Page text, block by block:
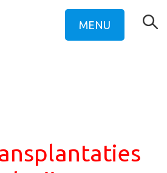
MENU